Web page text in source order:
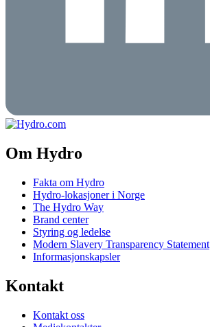
Om Hydro
Fakta om Hydro
Hydro-lokasjoner i Norge
The Hydro Way
Brand center
Styring og ledelse
Modern Slavery Transparency Statement
Informasjonskapsler
Kontakt
Kontakt oss